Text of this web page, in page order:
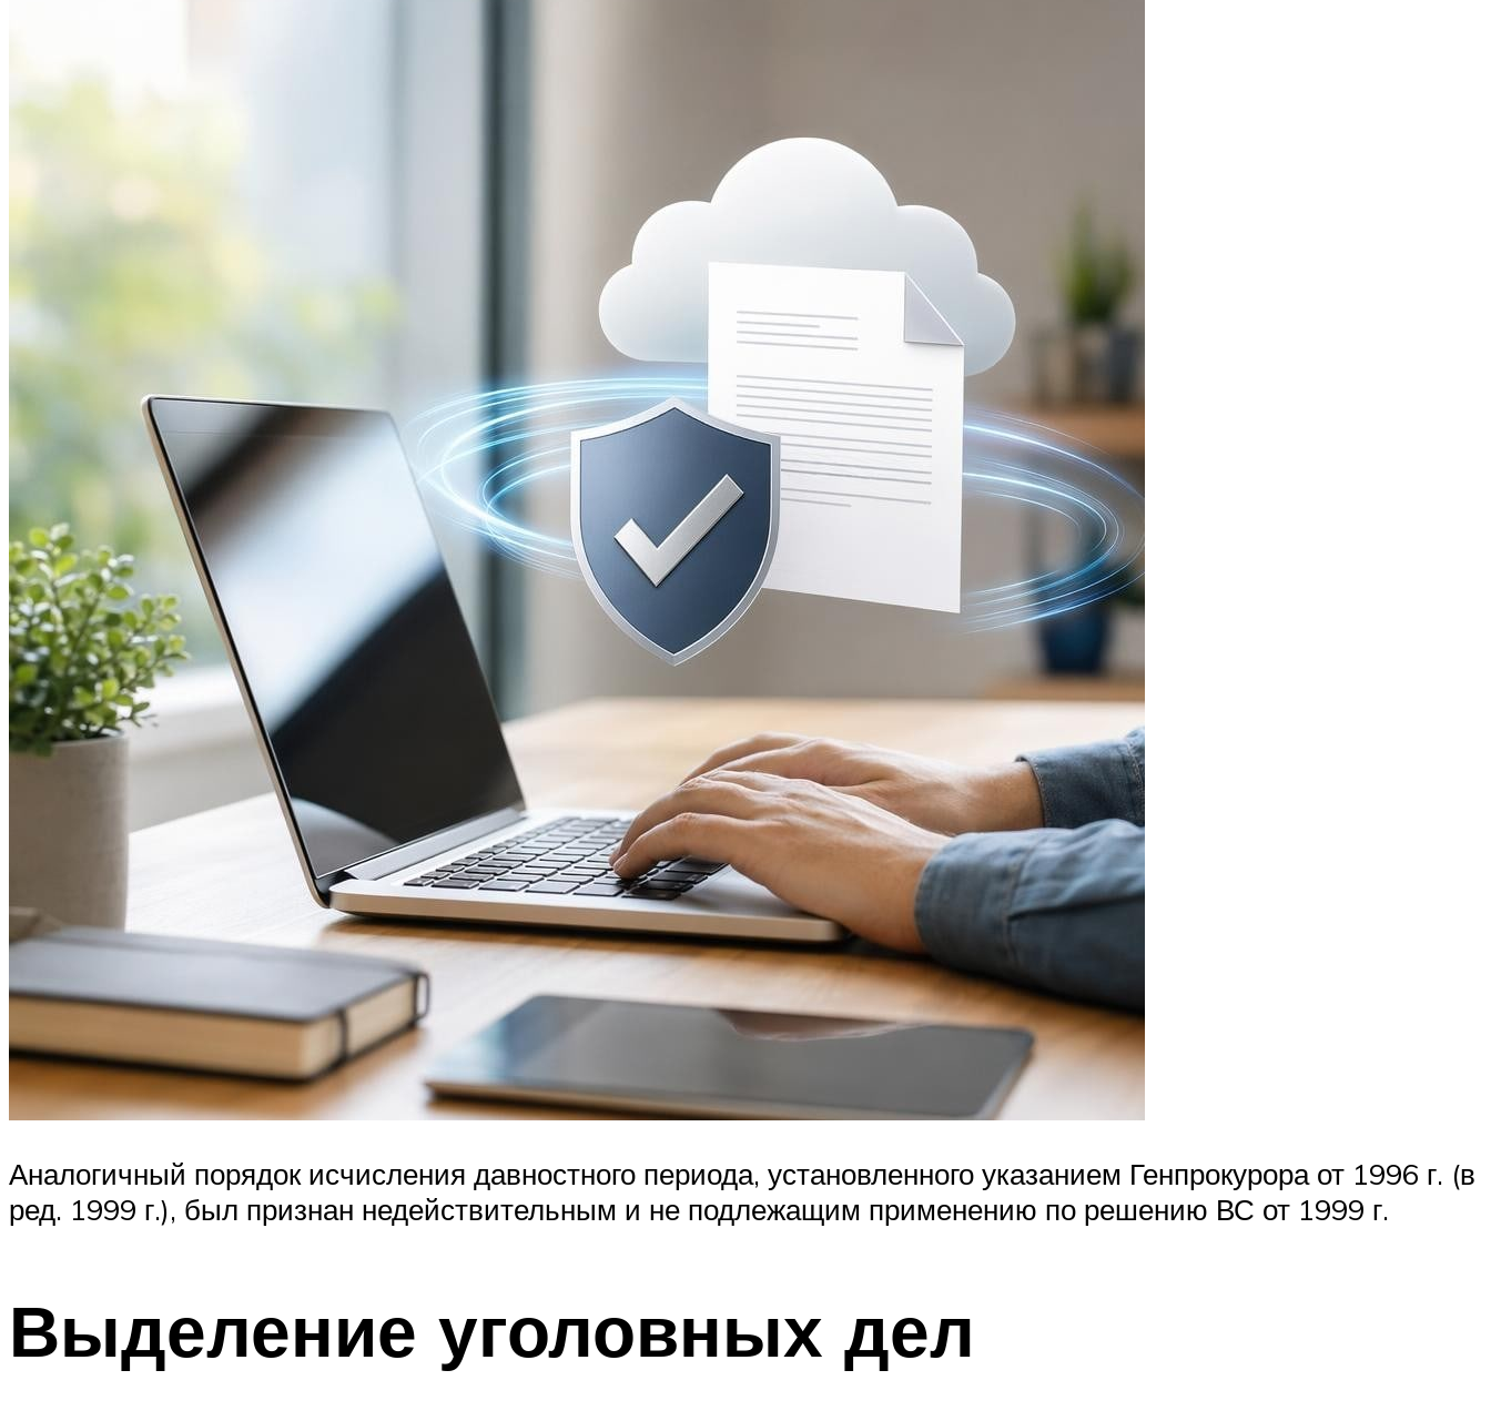
Аналогичный порядок исчисления давностного периода, установленного указанием Генпрокурора от 1996 г. (в
ред. 1999 г.), был признан недействительным и не подлежащим применению по решению ВС от 1999 г.
Выделение уголовных дел